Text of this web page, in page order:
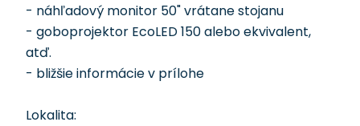
- náhľadový monitor 50" vrátane stojanu
- goboprojektor EcoLED 150 alebo ekvivalent,
atď.
- bližšie informácie v prílohe
Lokalita: